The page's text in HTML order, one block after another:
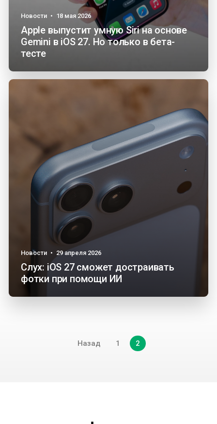
Новости • 18 мая 2026
Apple выпустит умную Siri на основе
Gemini в iOS 27. Но только в бета-
тесте
Новости • 29 апреля 2026
Слух: iOS 27 сможет достраивать
фотки при помощи ИИ
Навигация
поНазад 1 2